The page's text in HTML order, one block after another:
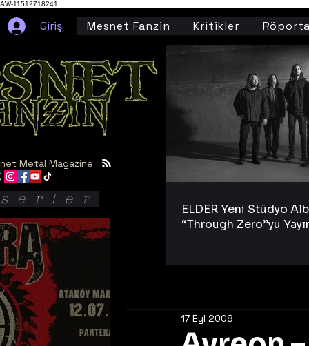
AW-11512718241
Giriş Mesnet Fanzin Kritikler
17 Eyl 2008
Metal Magazine
ELDER Yeni Stüdyo
“Through Zero”yu